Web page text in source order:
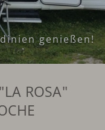
genießen!
ROSA"